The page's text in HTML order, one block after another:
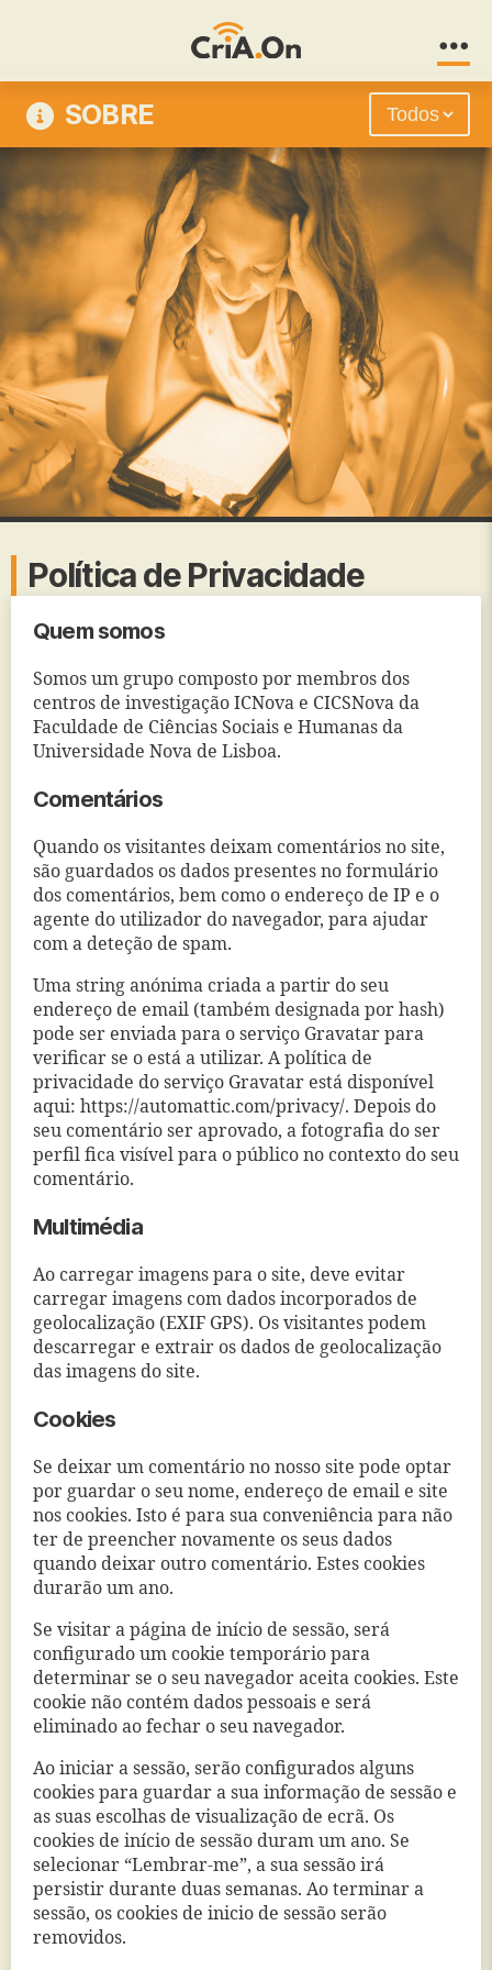
SOBRE
Política de Privacidade
Quem somos
Somos um grupo composto por membros dos
centros de investigação ICNova e CICSNova da
Faculdade de Ciências Sociais e Humanas da
Universidade Nova de Lisboa.
Comentários
Quando os visitantes deixam comentários no site,
são guardados os dados presentes no formulário
dos comentários, bem como o endereço de IP e o
agente do utilizador do navegador, para ajudar
com a deteção de spam.
Uma string anónima criada a partir do seu
endereço de email (também designada por hash)
pode ser enviada para o serviço Gravatar para
verificar se o está a utilizar. A política de
privacidade do serviço Gravatar está disponível
aqui: https://automattic.com/privacy/. Depois do
seu comentário ser aprovado, a fotografia do ser
perfil fica visível para o público no contexto do seu
comentário.
Multimédia
Ao carregar imagens para o site, deve evitar
carregar imagens com dados incorporados de
geolocalização (EXIF GPS). Os visitantes podem
descarregar e extrair os dados de geolocalização
das imagens do site.
Cookies
Se deixar um comentário no nosso site pode optar
por guardar o seu nome, endereço de email e site
nos cookies. Isto é para sua conveniência para não
ter de preencher novamente os seus dados
quando deixar outro comentário. Estes cookies
durarão um ano.
Se visitar a página de início de sessão, será
configurado um cookie temporário para
determinar se o seu navegador aceita cookies. Este
cookie não contém dados pessoais e será
eliminado ao fechar o seu navegador.
Ao iniciar a sessão, serão configurados alguns
cookies para guardar a sua informação de sessão e
as suas escolhas de visualização de ecrã. Os
cookies de início de sessão duram um ano. Se
selecionar “Lembrar-me”, a sua sessão irá
persistir durante duas semanas. Ao terminar a
sessão, os cookies de inicio de sessão serão
removidos.